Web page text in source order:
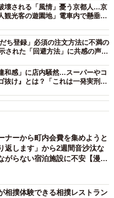
れる「ルールが通用し
る京都など、日本国内の多
国人観光客」による無断キ
。
入するのは予算的に難し
しや」さんに対して、「外
須・前払い制を」「ホテル
約であればNo Showを回避
導入してみては？」といった
。
の対策として、「来店予約
壊される「風情」憂う京都人…京
観光客の遊園地」電車内で懸垂、
ち登録」必須の注文方法に不満の
された「回避方法」に共感の声
和感」に店内騒然…スーパーやコ
抜け』とは？「これは一発実刑の
ナーから町内会費を集めようと
返します」から2週間音沙汰な
らない宿泊施設に不安【漫
相撲体験できる相撲レストラン